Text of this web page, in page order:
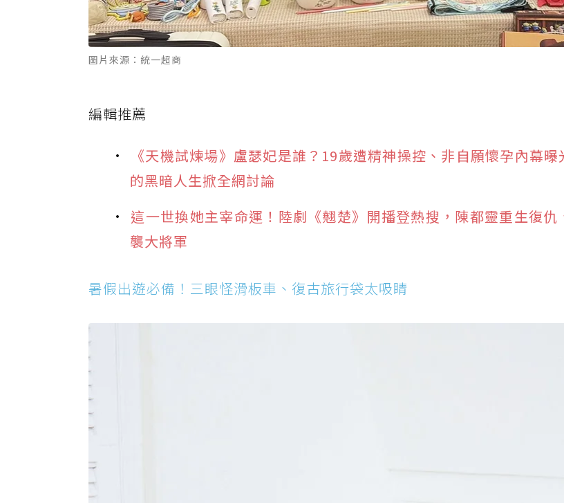
圖片來源：統一超商
編輯推薦
《天機試煉場》盧瑟妃是誰？19歲遭精神操控、非自願懷孕內幕
的黑暗人生掀全網討論
這一世換她主宰命運！陸劇《翹楚》開播登熱搜，陳都靈重生復仇
襲大將軍
暑假出遊必備！三眼怪滑板車、復古旅行袋太吸睛